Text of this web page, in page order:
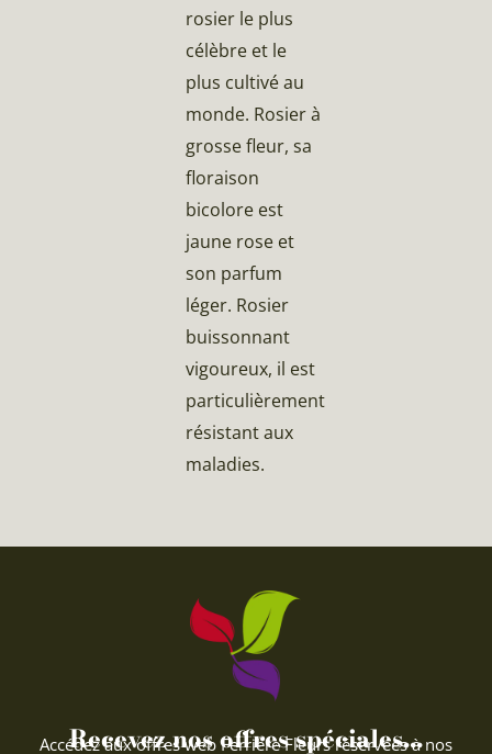
rosier le plus
célèbre et le
plus cultivé au
monde. Rosier à
grosse fleur, sa
floraison
bicolore est
jaune rose et
son parfum
léger. Rosier
buissonnant
vigoureux, il est
particulièrement
résistant aux
maladies.
Recevez nos offres spéciales...
Accédez aux offres web Ferriere Fleurs réservées à nos